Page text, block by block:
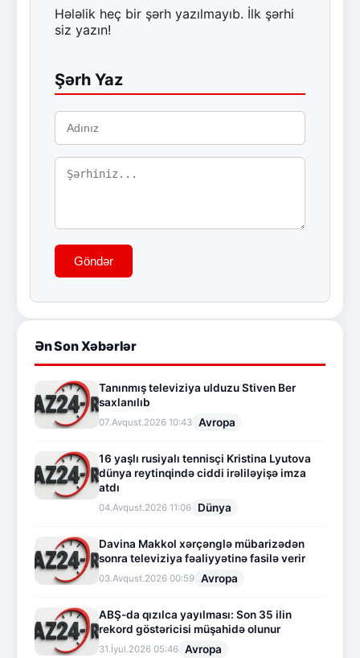
Hələlik heç bir şərh yazılmayıb. İlk şərhi
siz yazın!
Şərh Yaz
Göndər
Ən Son Xəbərlər
Tanınmış televiziya ulduzu Stiven Ber
saxlanılıb
07.Avqust.2026 10:43 Avropa
16 yaşlı rusiyalı tennisçi Kristina Lyutova
dünya reytinqində ciddi irəliləyişə imza
atdı
04.Avqust.2026 11:06 Dünya
Davina Makkol xərçənglə mübarizədən
sonra televiziya fəaliyyətinə fasilə verir
03.Avqust.2026 00:59 Avropa
ABŞ-da qızılca yayılması: Son 35 ilin
rekord göstəricisi müşahidə olunur
31.İyul.2026 05:46 Avropa